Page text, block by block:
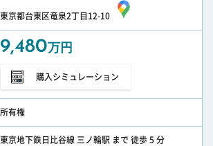
東京都台東区竜泉2丁目12-10
9,480万円
購入シミュレーション
所有権
東京地下鉄日比谷線 三ノ輪駅 まで 徒歩 5 分